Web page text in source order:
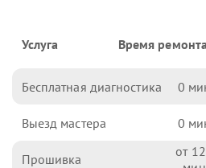
Услуга Время
Бесплатная диагностика 0
Выезд мастера 0
Прошивка